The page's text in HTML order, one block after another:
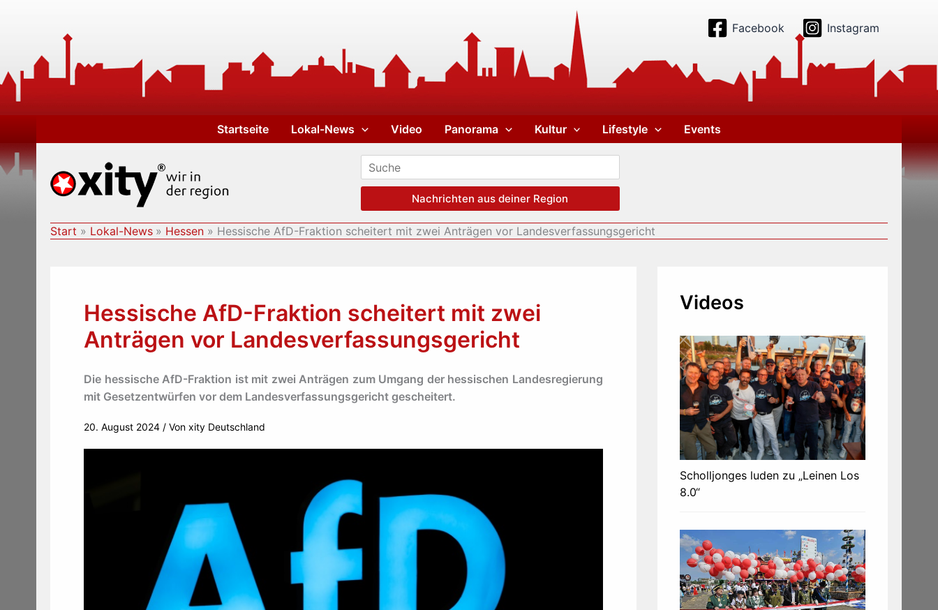
Facebook Instagram
Startseite Lokal-News Video Panorama Kultur Lifestyle Events
Nachrichten aus deiner Region
Start Lokal-News Hessen Hessische AfD-Fraktion scheitert mit zwei Anträgen vor Landesverfassungsgericht
Hessische AfD-Fraktion scheitert mit zwei
Anträgen vor Landesverfassungsgericht
Die hessische AfD-Fraktion ist mit zwei Anträgen zum Umgang der hessischen Landesregierung
mit Gesetzentwürfen vor dem Landesverfassungsgericht gescheitert.
20. August 2024 / Von xity Deutschland
Videos
Scholljonges luden zu „Leinen Los
8.0“